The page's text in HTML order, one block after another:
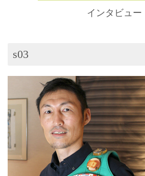
インタビュー
s03